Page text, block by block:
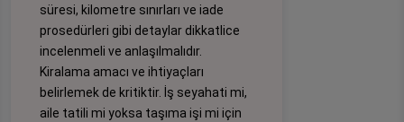
süresi, kilometre sınırları ve iade
prosedürleri gibi detaylar dikkatlice
incelenmeli ve anlaşılmalıdır.
Kiralama amacı ve ihtiyaçları
belirlemek de kritiktir. İş seyahati mi,
aile tatili mi yoksa taşıma işi mi için